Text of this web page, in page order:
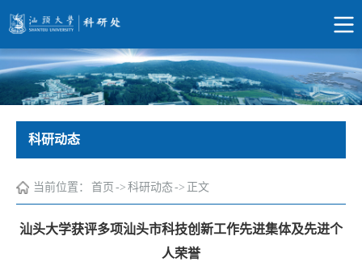
科研动态
当前位置： 首页 -> 科研动态-> 正文
汕头大学获评多项汕头市科技创新工作先进集体及先进个
人荣誉